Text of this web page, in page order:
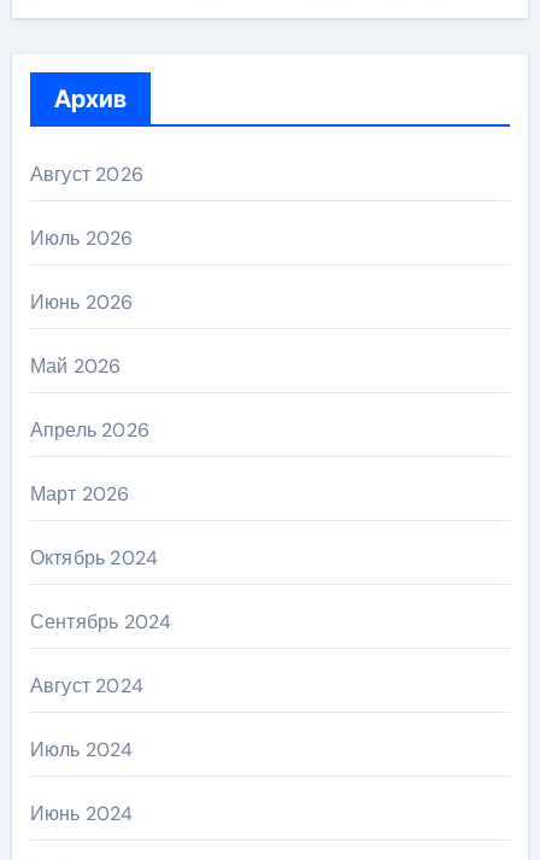
Архив
Август 2026
Июль 2026
Июнь 2026
Май 2026
Апрель 2026
Март 2026
Октябрь 2024
Сентябрь 2024
Август 2024
Июль 2024
Июнь 2024